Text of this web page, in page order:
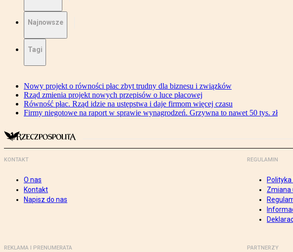
Najnowsze
Tagi
Nowy projekt o równości płac zbyt trudny dla biznesu i związków
Rząd zmienia projekt nowych przepisów o luce płacowej
Równość płac. Rząd idzie na ustępstwa i daje firmom więcej czasu
Firmy niegotowe na raport w sprawie wynagrodzeń. Grzywna to nawet 50 tys. zł
KONTAKT
O nas
Kontakt
Napisz do nas
REGULAMIN
Zmiana
REKLAMA I PRENUMERATA PARTNERZY